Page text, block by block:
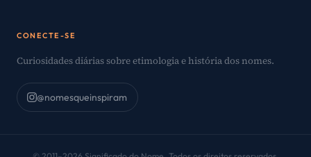
CONECTE-SE
Curiosidades diárias sobre etimologia e história dos nomes.
@nomesqueinspiram